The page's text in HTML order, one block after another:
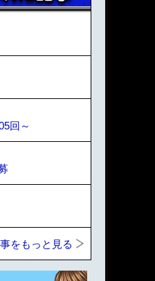
回～
をもっと見る